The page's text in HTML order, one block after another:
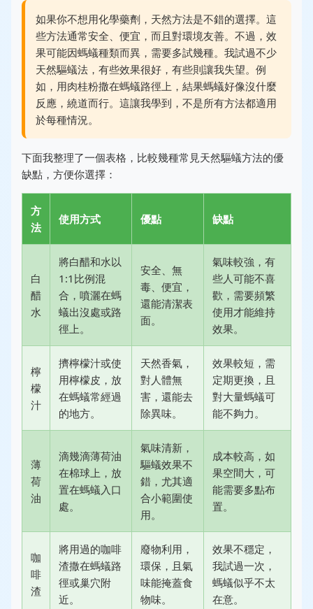
如果你不想用化學藥劑，天然方法是不錯的選擇。這
些方法通常安全、便宜，而且對環境友善。不過，效
果可能因螞蟻種類而異，需要多試幾種。我試過不少
天然驅蟻法，有些效果很好，有些則讓我失望。例
如，用肉桂粉撒在螞蟻路徑上，結果螞蟻好像沒什麼
反應，繞道而行。這讓我學到，不是所有方法都適用
於每種情況。
下面我整理了一個表格，比較幾種常見天然驅蟻方法的優
缺點，方便你選擇：
方
法
使用方式 優點 缺點
白
醋
水
將白醋和水以
1:1比例混
合，噴灑在螞
蟻出沒處或路
徑上。
安全、無
毒、便宜，
還能清潔表
面。
氣味較強，有
些人可能不喜
歡，需要頻繁
使用才能維持
效果。
檸
檬
汁
擠檸檬汁或使
用檸檬皮，放
在螞蟻常經過
的地方。
天然香氣，
對人體無
害，還能去
除異味。
效果較短，需
定期更換，且
對大量螞蟻可
能不夠力。
薄
荷
油
滴幾滴薄荷油
在棉球上，放
置在螞蟻入口
處。
氣味清新，
驅蟻效果不
錯，尤其適
合小範圍使
用。
成本較高，如
果空間大，可
能需要多點布
置。
咖
啡
渣
將用過的咖啡
渣撒在螞蟻路
徑或巢穴附
近。
廢物利用，
環保，且氣
味能掩蓋食
物味。
效果不穩定，
我試過一次，
螞蟻似乎不太
在意。